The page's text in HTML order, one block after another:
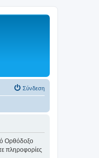
Σύνδεση
Ορθόδοξο
πληροφορίες